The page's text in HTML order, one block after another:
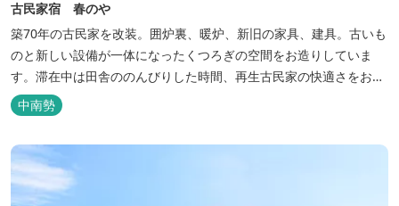
古民家宿 春のや
築70年の古民家を改装。囲炉裏、暖炉、新旧の家具、建具。古いも
のと新しい設備が一体になったくつろぎの空間をお造りしていま
す。滞在中は田舎ののんびりした時間、再生古民家の快適さをお楽
しみください。 【時間】 《 チェックイン 》 15：00～20：00の間
にお願いいたします。 《 チェックアウト 》 10：00まで 【御利用
料金】 一日一組様１棟貸し（定員５名） 一...
中南勢